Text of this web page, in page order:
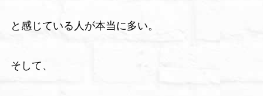
と感じている人が本当に多い。
そして、